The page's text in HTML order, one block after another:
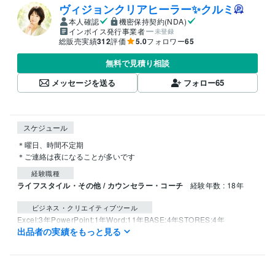
ヴィジョンクリアヒーラー✨クルミ
本人確認
機密保持契約(NDA)
インボイス発行事業者
未登録
総販売実績312評価 5.0フォロワー65
無料で見積り相談
メッセージを送る
フォロー65
スケジュール
＊曜日、時間不定期
＊ご連絡は夜になることが多いです
経験職種
ライフスタイル・その他 / カウンセラー・コーチ 経験年数 : 18年
ビジネス・クリエイティブツール
Excel:3年PowerPoint:1年Word:11年BASE:4年STORES:4年
Moneyfoward:2年kintone:0年Salesforce:3年
Vrew:0年Canva:5年
出品者の実績をもっと見る